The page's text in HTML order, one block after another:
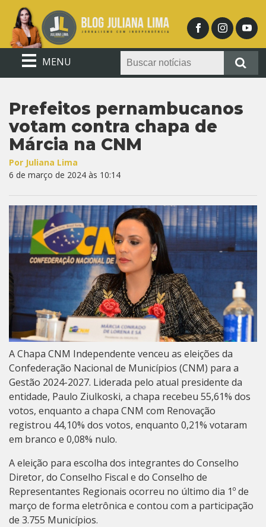
MENU
Prefeitos pernambucanos
votam contra chapa de
Márcia na CNM
Por Juliana Lima
6 de março de 2024 às 10:14
A Chapa CNM Independente venceu as eleições da
Confederação Nacional de Municípios (CNM) para a
Gestão 2024-2027. Liderada pelo atual presidente da
entidade, Paulo Ziulkoski, a chapa recebeu 55,61% dos
votos, enquanto a chapa CNM com Renovação
registrou 44,10% dos votos, enquanto 0,21% votaram
em branco e 0,08% nulo.
A eleição para escolha dos integrantes do Conselho
Diretor, do Conselho Fiscal e do Conselho de
Representantes Regionais ocorreu no último dia 1º de
março de forma eletrônica e contou com a participação
de 3.755 Municípios.